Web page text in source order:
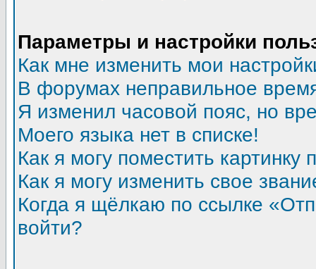
Параметры и настройки
Как мне изменить мои
В форумах неправильное
Я изменил часовой пояс, но
Моего языка нет в списке!
Как я могу поместить
Как я могу изменить свое
Когда я щёлкаю по ссылке
войти?